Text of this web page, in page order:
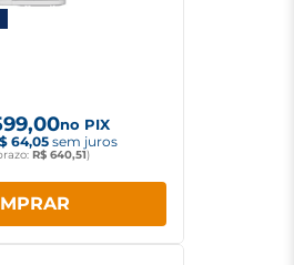
,00no PIX
64,05 sem juros
R$ 640,51)